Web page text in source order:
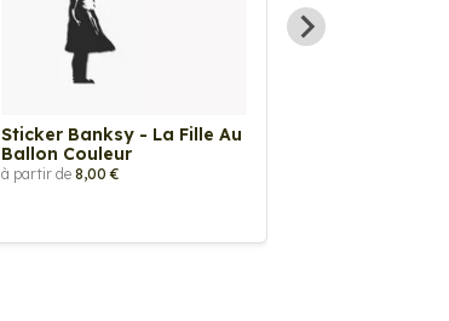
Sticker Banksy - La Fille Au
Ballon Couleur
à partir de 8,00 €